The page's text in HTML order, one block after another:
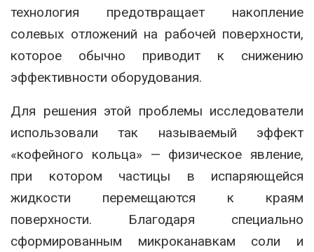
технология предотвращает накопление
солевых отложений на рабочей поверхности,
которое обычно приводит к снижению
эффективности оборудования.
Для решения этой проблемы исследователи
использовали так называемый эффект
«кофейного кольца» — физическое явление,
при котором частицы в испаряющейся
жидкости перемещаются к краям
поверхности. Благодаря специально
сформированным микроканавкам соли и